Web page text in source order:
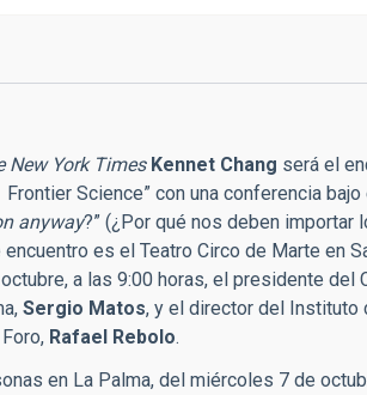
New York Times Kennet Chang será el
Science” con una conferencia bajo
anyway?” (¿Por qué nos deben importar
es el Teatro Circo de Marte en
a las 9:00 horas, el presidente del
Sergio Matos, y el director del Instituto
Rafael Rebolo.
en La Palma, del miércoles 7 de